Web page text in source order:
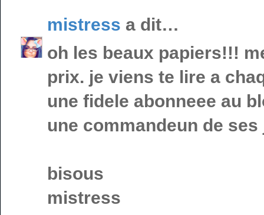
mistress a dit…
oh les beaux papiers!!!
prix. je viens te lire a
une fidele abonneee au
une commandeun de
bisous
mistress